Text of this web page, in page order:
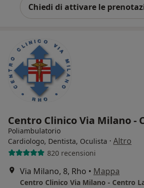
Chiedi di attivare le
Centro Clinico Via Milano -
Poliambulatorio
Cardiologo, Dentista, Oculista · Altro
820 recensioni
Via Milano, 8, Rho • Mappa
Centro Clinico Via Milano - Centro